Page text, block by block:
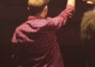
sisältöön